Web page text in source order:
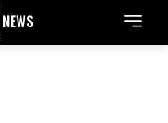
NEWS